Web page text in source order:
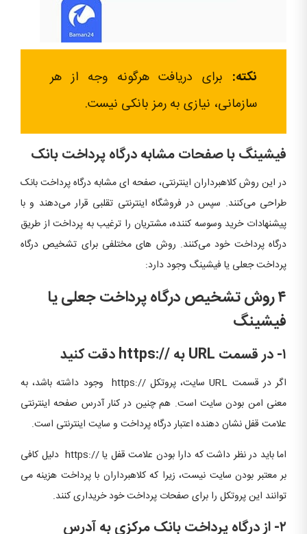
نکته: برای دریافت هرگونه وجه از هر
سازمانی، نیازی به رمز بانکی نیست.
فیشینگ با صفحات مشابه درگاه پرداخت بانک
در این روش کلاهبرداران اینترنتی، صفحه ای مشابه درگاه پرداخت بانک
طراحی می‌کنند. سپس در فروشگاه اینترنتی تقلبی قرار می‌دهند و با
پیشنهادات خرید وسوسه کننده، مشتریان را ترغیب به پرداخت از طریق
درگاه پرداخت خود می‌کنند. روش های مختلفی برای تشخیص درگاه
پرداخت جعلی یا فیشینگ وجود دارد:
۴ روش تشخیص درگاه پرداخت جعلی یا
فیشینگ
۱- در قسمت URL به //:https دقت کنید
اگر در قسمت URL سایت، پروتکل //:https وجود داشته باشد، به
معنی امن بودن سایت است. هم چنین در کنار آدرس صفحه اینترنتی
علامت قفل نشان دهنده اعتبار درگاه پرداخت و سایت اینترنتی است.
اما باید در نظر داشت که دارا بودن علامت قفل یا //:https دلیل کافی
بر معتبر بودن سایت نیست، زیرا که کلاهبرداران با پرداخت هزینه می
توانند این پروتکل را برای صفحات پرداخت خود خریداری کنند.
۲- از درگاه پرداخت بانک مرکزی به آدرس